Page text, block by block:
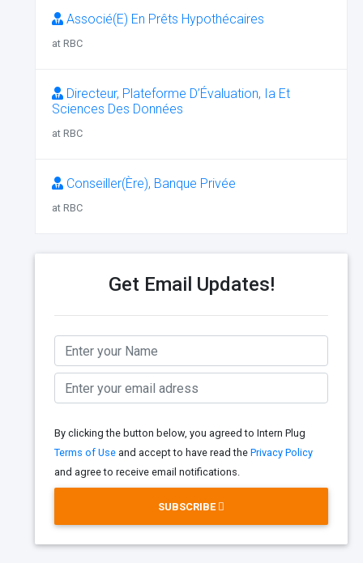
Associé(E) En Prêts Hypothécaires
at RBC
Directeur, Plateforme D’Évaluation, Ia Et
Sciences Des Données
at RBC
Conseiller(Ère), Banque Privée
at RBC
Get Email Updates!
By clicking the button below, you agreed to Intern Plug
Terms of Use and accept to have read the Privacy Policy
and agree to receive email notifications.
SUBSCRIBE